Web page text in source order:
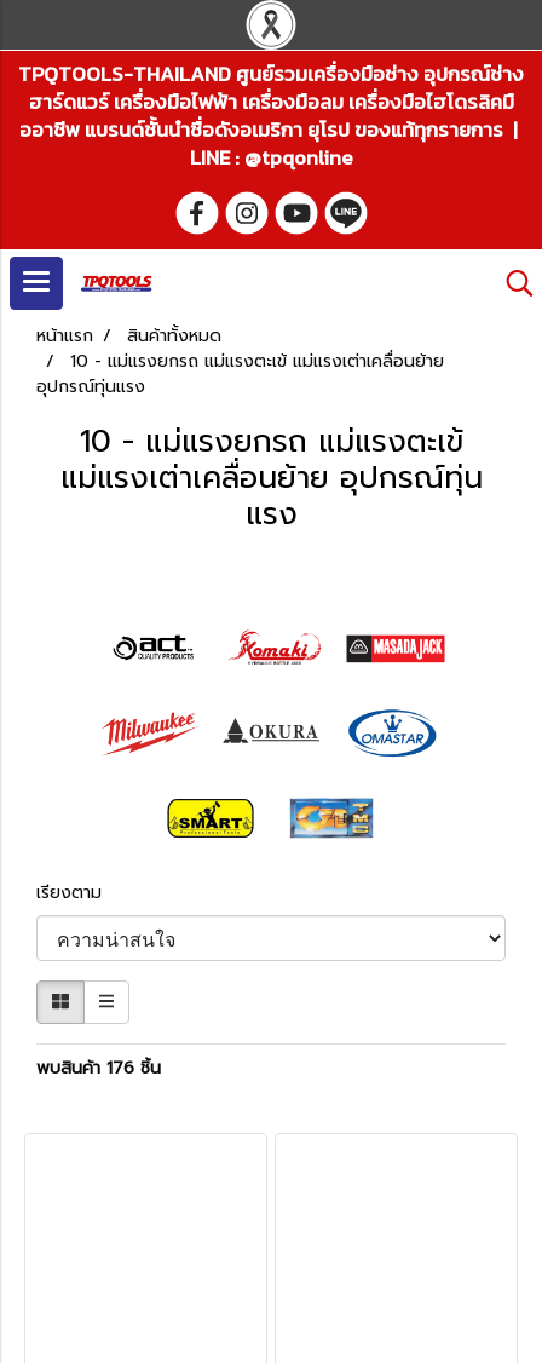
TPQTOOLS-THAILAND ศูนย์รวมเครื่องมือช่าง อุปกรณ์ช่าง
ฮาร์ดแวร์ เครื่องมือไฟฟ้า เครื่องมือลม เครื่องมือไฮโดรลิคมื
ออาชีพ แบรนด์ชั้นนำชื่อดังอเมริกา ยุโรป ของแท้ทุกรายการ |
LINE : @tpqonline
หน้าแรก
สินค้าทั้งหมด
10 - แม่แรงยกรถ แม่แรงตะเข้ แม่แรงเต่าเคลื่อนย้าย
อุปกรณ์ทุ่นแรง
10 - แม่แรงยกรถ แม่แรงตะเข้
แม่แรงเต่าเคลื่อนย้าย อุปกรณ์ทุ่น
แรง
เรียงตาม
พบสินค้า 176 ชิ้น